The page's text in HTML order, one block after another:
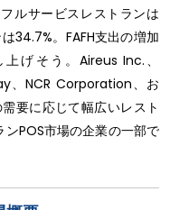
ルサービスレストランは
34.7%。FAFH支出の増加
げそう。Aireus Inc.、
、NCR Corporation、お
要に応じて幅広いレスト
POS市場の企業の一部で